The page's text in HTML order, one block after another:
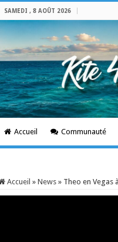
SAMEDI , 8 AOÛT 2026
Accueil Communauté
Accueil » News » Theo en Vegas